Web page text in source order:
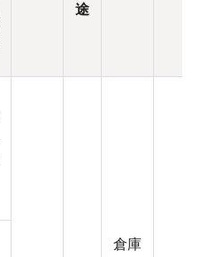
途
倉庫